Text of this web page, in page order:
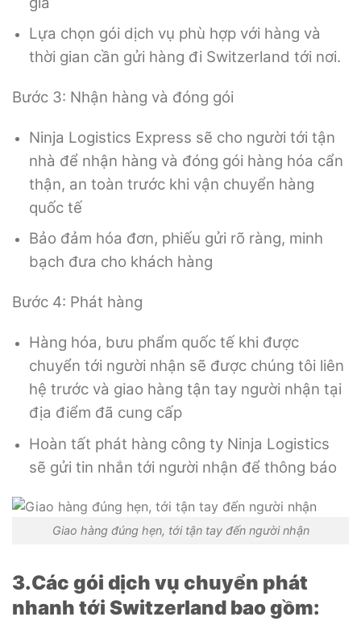
Lựa chọn gói dịch vụ phù hợp với hàng và
thời gian cần gửi hàng đi Switzerland tới nơi.
Bước 3: Nhận hàng và đóng gói
Ninja Logistics Express sẽ cho người tới tận
nhà để nhận hàng và đóng gói hàng hóa cẩn
thận, an toàn trước khi vận chuyển hàng
quốc tế
Bảo đảm hóa đơn, phiếu gửi rõ ràng, minh
bạch đưa cho khách hàng
Bước 4: Phát hàng
Hàng hóa, bưu phẩm quốc tế khi được
chuyển tới người nhận sẽ được chúng tôi liên
hệ trước và giao hàng tận tay người nhận tại
địa điểm đã cung cấp
Hoàn tất phát hàng công ty Ninja Logistics
sẽ gửi tin nhắn tới người nhận để thông báo
Giao hàng đúng hẹn, tới tận tay đến người nhận
3.Các gói dịch vụ chuyển phát
nhanh tới Switzerland bao gồm: